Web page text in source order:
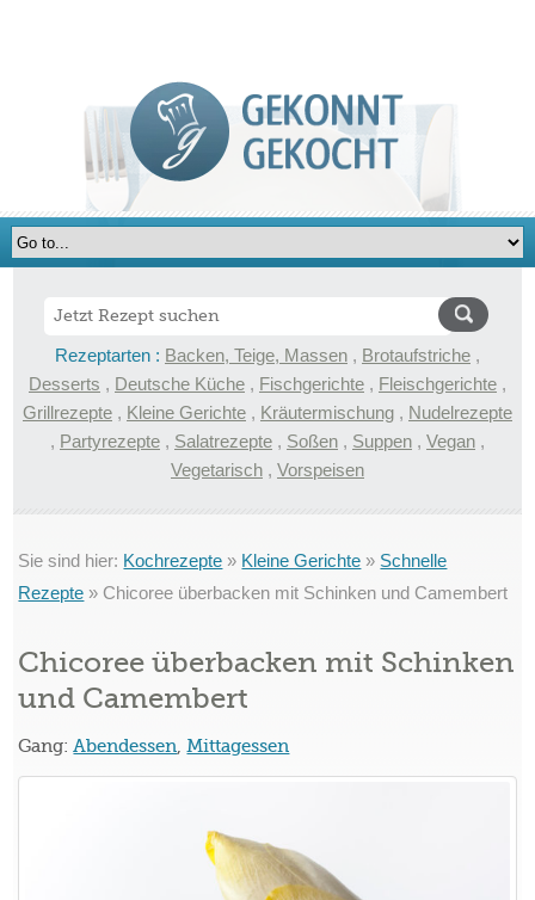
Rezeptarten : Backen, Teige, Massen , Brotaufstriche ,
Desserts , Deutsche Küche , Fischgerichte , Fleischgerichte ,
Grillrezepte , Kleine Gerichte , Kräutermischung , Nudelrezepte
, Partyrezepte , Salatrezepte , Soßen , Suppen , Vegan ,
Vegetarisch , Vorspeisen
Sie sind hier: Kochrezepte » Kleine Gerichte » Schnelle
Rezepte »Chicoree überbacken mit Schinken und Camembert
Chicoree überbacken mit Schinken
und Camembert
Gang:Abendessen,Mittagessen